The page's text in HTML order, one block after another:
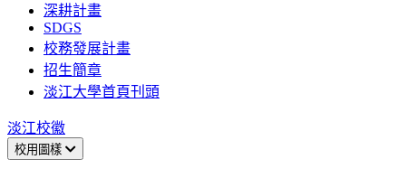
深耕計畫
SDGS
校務發展計畫
招生簡章
淡江大學首頁刊頭
淡江校徽
校用圖樣